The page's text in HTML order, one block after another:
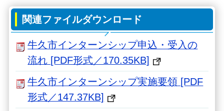
関連ファイルダウンロード
牛久市インターンシップ申込・受入の
流れ [PDF形式／170.35KB]
牛久市インターンシップ実施要領 [PDF
形式／147.37KB]